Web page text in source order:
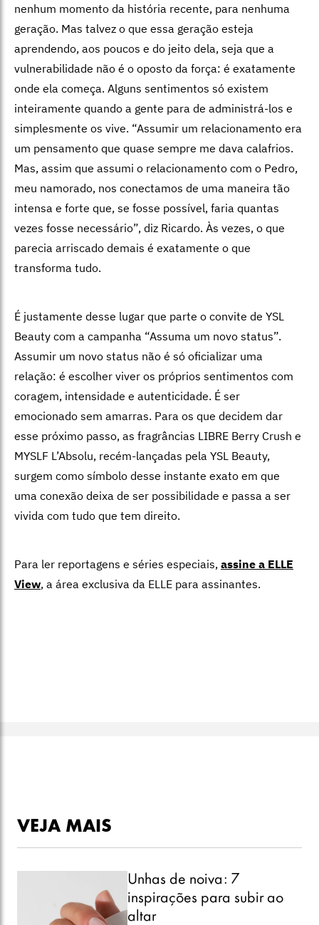
nenhum momento da história recente, para nenhuma
geração. Mas talvez o que essa geração esteja
aprendendo, aos poucos e do jeito dela, seja que a
vulnerabilidade não é o oposto da força: é exatamente
onde ela começa. Alguns sentimentos só existem
inteiramente quando a gente para de administrá-los e
simplesmente os vive. “Assumir um relacionamento era
um pensamento que quase sempre me dava calafrios.
Mas, assim que assumi o relacionamento com o Pedro,
meu namorado, nos conectamos de uma maneira tão
intensa e forte que, se fosse possível, faria quantas
vezes fosse necessário”, diz Ricardo. Às vezes, o que
parecia arriscado demais é exatamente o que
transforma tudo.
É justamente desse lugar que parte o convite de YSL
Beauty com a campanha “Assuma um novo status”.
Assumir um novo status não é só oficializar uma
relação: é escolher viver os próprios sentimentos com
coragem, intensidade e autenticidade. É ser
emocionado sem amarras. Para os que decidem dar
esse próximo passo, as fragrâncias LIBRE Berry Crush e
MYSLF L’Absolu, recém-lançadas pela YSL Beauty,
surgem como símbolo desse instante exato em que
uma conexão deixa de ser possibilidade e passa a ser
vivida com tudo que tem direito.
Para ler reportagens e séries especiais, assine a ELLE
View, a área exclusiva da ELLE para assinantes.
VEJA MAIS
Unhas de noiva: 7
inspirações para subir ao
altar